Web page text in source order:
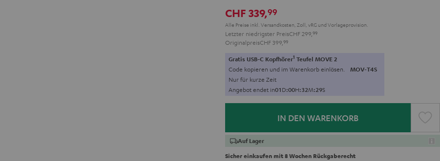
CHF 339,99
Alle Preise inkl. Versandkosten, Zoll, vRG und Vorlageprovision.
Letzter niedrigster PreisCHF 299, 99
OriginalpreisCHF 399, 99
Gratis USB-C Kopfhörer1 Teufel MOVE 2
Code kopieren und im Warenkorb einlösen. MOV-T4S
Nur für kurze Zeit
Angebot endet in01D:00H:32M:28S
IN DEN WARENKORB
Auf Lager
Sicher einkaufen mit 8 Wochen Rückgaberecht